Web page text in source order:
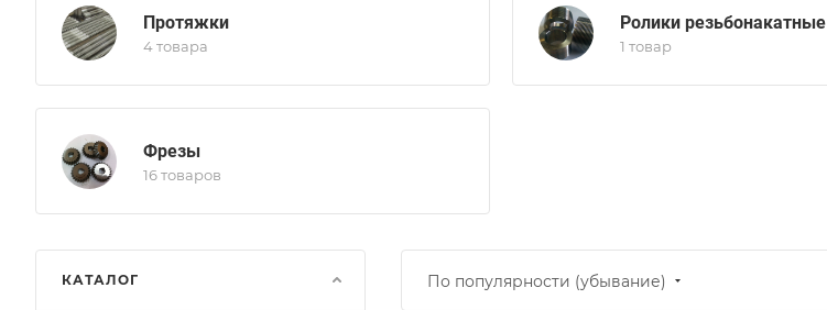
Протяжки
4 товара
Ролики резьбонакатные
1 товар
Фрезы
16 товаров
По популярности (убывание)
КАТАЛОГ